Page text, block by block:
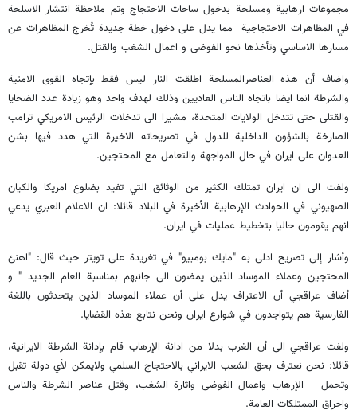
مجموعات ارهابية ومسلحة بدخول ساحات الاحتجاج وتم ملاحظة انتشار الاسلحة
في المظاهرات الاحتجاجية مما يدل على دخول خطة جديدة تُخرج المظاهرات عن
مسارها الاساسي وتأخذها نحو الفوضى و اعمال الشغب والقتل.
واضاف أن هذه العناصرالمسلحة اطلقت النار ليس فقط بإتجاه القوى الامنية
والشرطة انما ايضا باتجاه الناس العاديين وذلك لهدف واحد وهو زيادة عدد الضحايا
والقتلى حتى تتدخل الولايات المتحدة، مشيرا الى تدخلات الرئيس الامريكي ترامب
الصارخة بالشؤون الداخلية للدول في تصريحاته الاخيرة التي هدد فيها بشن
العدوان علی ایران في حال المواجهة والتعامل مع المحتجین.
ولفت الى ان ايران تمتلك الكثير من الوثائق التي تفيد بضلوع امريكا والكيان
الصهيوني في الحوادث الإرهابیة الأخیرة في البلاد قائلا: ان الاعلام العبري يدعي
انهم يقومون حالیا بتخطيط عملیات في ايران.
وأشار إلی تصريح ادلى به "مايك بومبيو" في تغريدة علی تویتر حیث قال: "اهنئ
المحتجين وعملاء الموساد الذين يمضون الى جانبهم بمناسبة العام الجدید " و
أضاف عراقجي أن الاعتراف یدل علی أن عملاء الموساد الذین یتحدثون باللغة
الفارسیة هم یتواجدون في شوارع ایران ونحن نتابع هذه القضایا.
ولفت عراقجي الى أن الغرب بدلا من ادانة الإرهاب قام بإدانة الشرطة الايرانية،
قائلا: نحن نعترف بحق الشعب الايراني بالاحتجاج السلمي ولایمکن لأي دولة تقبل
وتحمل الإرهاب واعمال الفوضى واثارة الشغب، وقتل عناصر الشرطة والناس
واحراق الممتلکات العامة.